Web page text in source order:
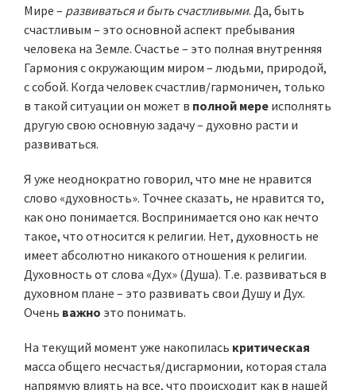
Мире – развиваться и быть счастливыми. Да, быть
счастливым – это основной аспект пребывания
человека на Земле. Счастье – это полная внутренняя
Гармония с окружающим миром – людьми, природой,
с собой. Когда человек счастлив/гармоничен, только
в такой ситуации он может в полной мере исполнять
другую свою основную задачу – духовно расти и
развиваться.
Я уже неоднократно говорил, что мне не нравится
слово «духовность». Точнее сказать, не нравится то,
как оно понимается. Воспринимается оно как нечто
такое, что относится к религии. Нет, духовность не
имеет абсолютно никакого отношения к религии.
Духовность от слова «Дух» (Душа). Т.е. развиваться в
духовном плане – это развивать свои Душу и Дух.
Очень важно это понимать.
На текущий момент уже накопилась критическая
масса общего несчастья/дисгармонии, которая стала
напрямую влиять на все, что происходит как в нашей